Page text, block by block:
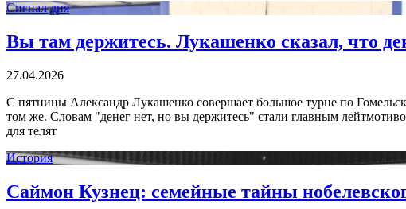
Сигнал дня
Вы там держитесь. Лукашенко сказал, что
27.04.2026
С пятницы Александр Лукашенко совершает большое турне по
том же. Словам "денег нет, но вы держитесь" стали главным
для телят
История
Саймон Кузнец: семейные тайны